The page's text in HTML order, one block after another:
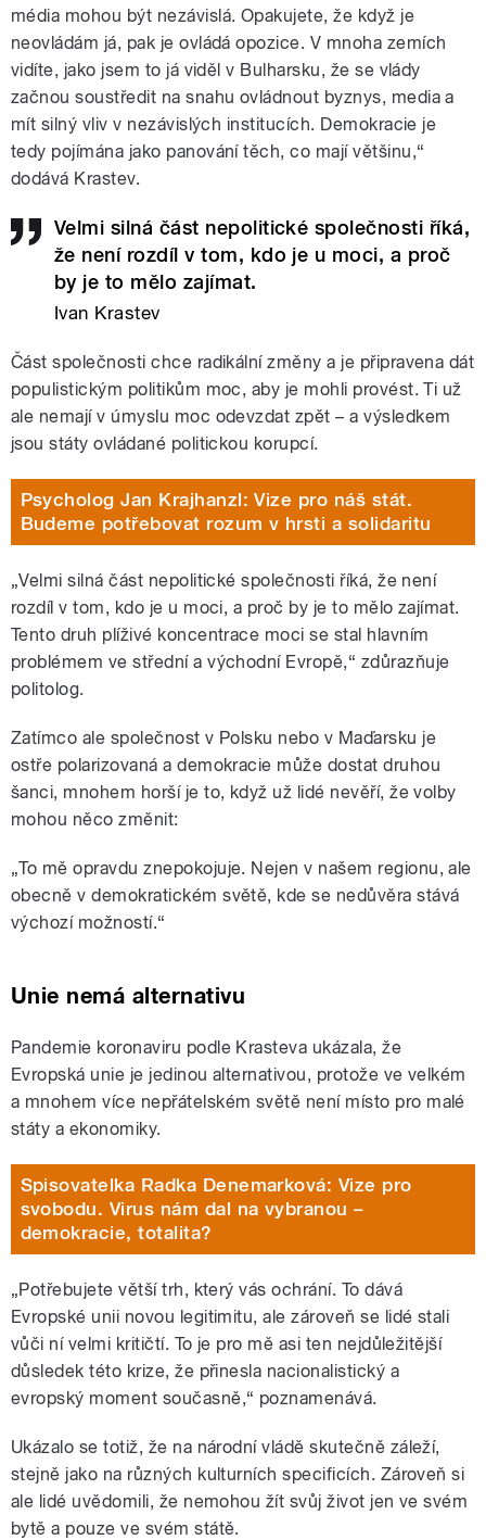
média mohou být nezávislá. Opakujete, že když je
neovládám já, pak je ovládá opozice. V mnoha zemích
vidíte, jako jsem to já viděl v Bulharsku, že se vlády
začnou soustředit na snahu ovládnout byznys, media a
mít silný vliv v nezávislých institucích. Demokracie je
tedy pojímána jako panování těch, co mají většinu,“
dodává Krastev.
Velmi silná část nepolitické společnosti říká,
že není rozdíl v tom, kdo je u moci, a proč
by je to mělo zajímat.
Ivan Krastev
Část společnosti chce radikální změny a je připravena dát
populistickým politikům moc, aby je mohli provést. Ti už
ale nemají v úmyslu moc odevzdat zpět – a výsledkem
jsou státy ovládané politickou korupcí.
Psycholog Jan Krajhanzl: Vize pro náš stát.
Budeme potřebovat rozum v hrsti a solidaritu
„Velmi silná část nepolitické společnosti říká, že není
rozdíl v tom, kdo je u moci, a proč by je to mělo zajímat.
Tento druh plíživé koncentrace moci se stal hlavním
problémem ve střední a východní Evropě,“ zdůrazňuje
politolog.
Zatímco ale společnost v Polsku nebo v Maďarsku je
ostře polarizovaná a demokracie může dostat druhou
šanci, mnohem horší je to, když už lidé nevěří, že volby
mohou něco změnit:
„To mě opravdu znepokojuje. Nejen v našem regionu, ale
obecně v demokratickém světě, kde se nedůvěra stává
výchozí možností.“
Unie nemá alternativu
Pandemie koronaviru podle Krasteva ukázala, že
Evropská unie je jedinou alternativou, protože ve velkém
a mnohem více nepřátelském světě není místo pro malé
státy a ekonomiky.
Spisovatelka Radka Denemarková: Vize pro
svobodu. Virus nám dal na vybranou –
demokracie, totalita?
„Potřebujete větší trh, který vás ochrání. To dává
Evropské unii novou legitimitu, ale zároveň se lidé stali
vůči ní velmi kritičtí. To je pro mě asi ten nejdůležitější
důsledek této krize, že přinesla nacionalistický a
evropský moment současně,“ poznamenává.
Ukázalo se totiž, že na národní vládě skutečně záleží,
stejně jako na různých kulturních specificích. Zároveň si
ale lidé uvědomili, že nemohou žít svůj život jen ve svém
bytě a pouze ve svém státě.